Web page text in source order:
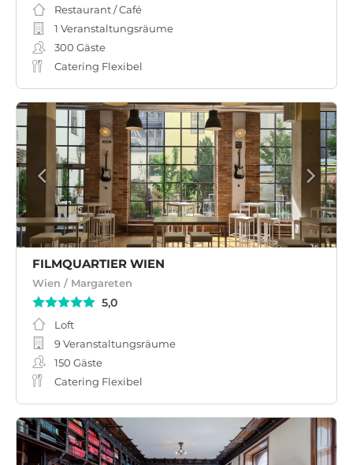
Restaurant / Café
1 Veranstaltungsräume
300 Gäste
Catering Flexibel
FILMQUARTIER WIEN
Wien / Margareten
5,0
Loft
9 Veranstaltungsräume
150 Gäste
Catering Flexibel